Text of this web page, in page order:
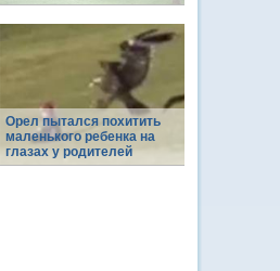
Орел пытался похитить
маленького ребенка на
глазах у родителей